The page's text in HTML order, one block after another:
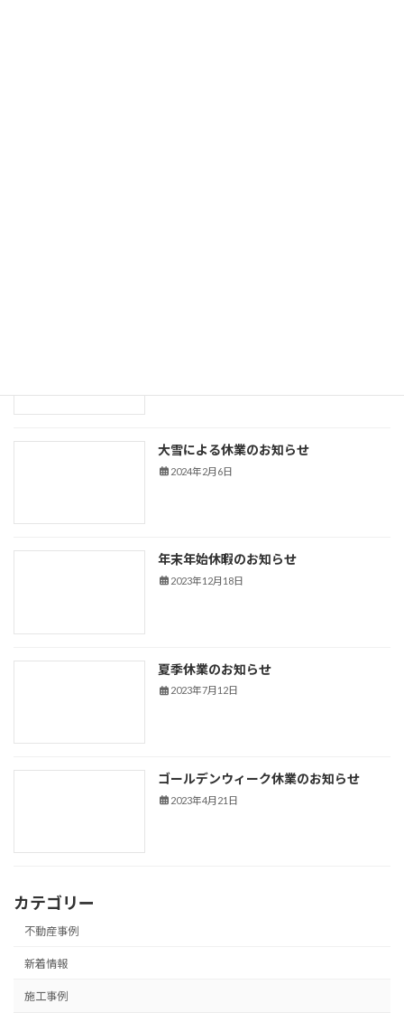
大雪による休業のお知らせ
2024年2月6日
年末年始休暇のお知らせ
2023年12月18日
夏季休業のお知らせ
2023年7月12日
ゴールデンウィーク休業のお知らせ
2023年4月21日
カテゴリー
不動産事例
新着情報
施工事例